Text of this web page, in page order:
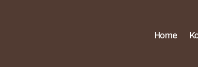
Home